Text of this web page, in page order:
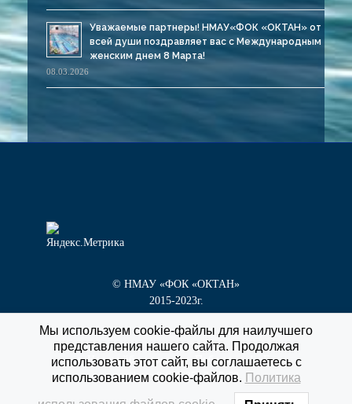
Уважаемые партнеры! НМАУ«ФОК «ОКТАН» от
всей души поздравляет вас с Международным
женским днем 8 Марта!
08.03.2026
© НМАУ «ФОК «ОКТАН»
2015-2023г.
г. Новокуйбышевск, пр. Победы, д. 1 «Г»
тел/факс8 (84635) 3-55-60
Мы используем cookie-файлы для наилучшего
представления нашего сайта. Продолжая
использовать этот сайт, вы соглашаетесь с
использованием cookie-файлов. Политика